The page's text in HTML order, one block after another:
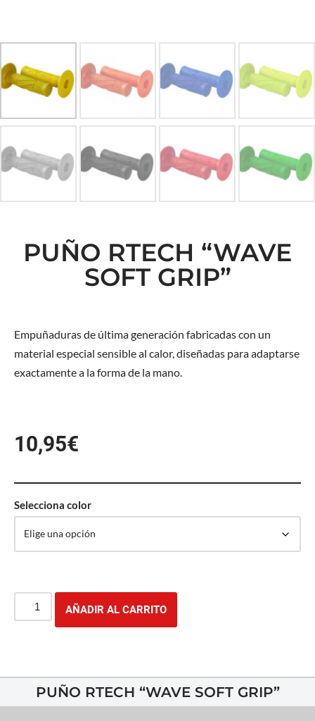
PUÑO RTECH “WAVE
SOFT GRIP”
Empuñaduras de última generación fabricadas con un
material especial sensible al calor, diseñadas para adaptarse
exactamente a la forma de la mano.
10,95€
Selecciona color
AÑADIR AL CARRITO
PUÑO RTECH “WAVE SOFT GRIP”